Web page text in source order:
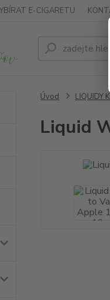
E-CIGARETU
Úvod LIQUIDY
Liquid